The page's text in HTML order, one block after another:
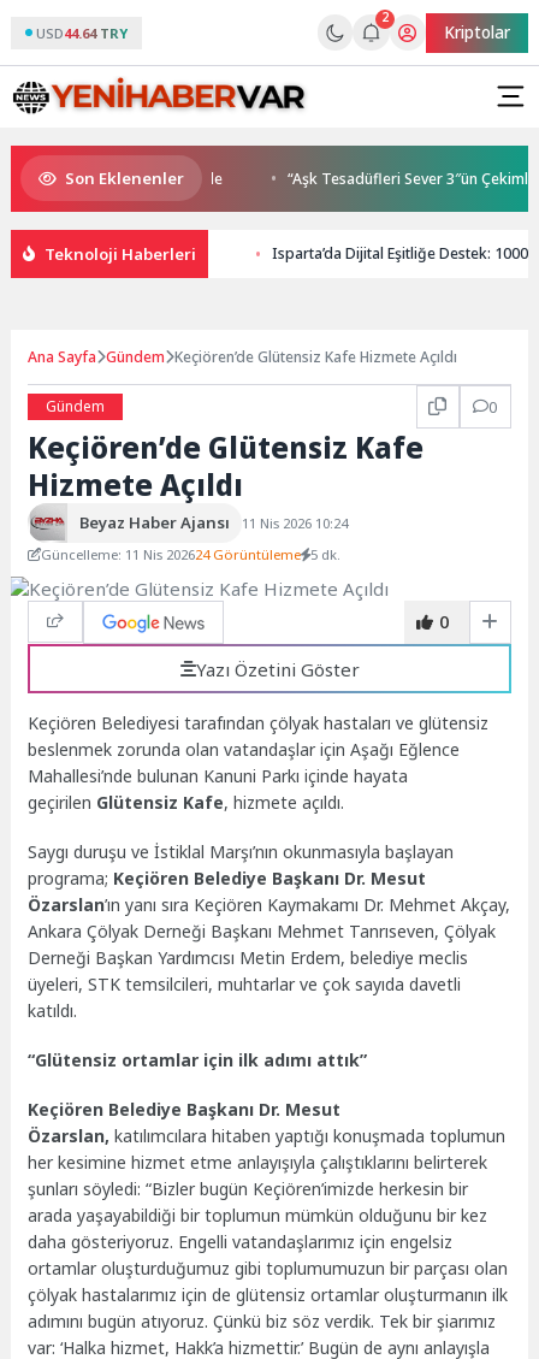
USD44.64 TRY
2
Kriptolar
Son Eklenenler
gençleri İzmir’de “Aşk Tesadüfleri Sever 3″ün Çekimleri
Teknoloji Haberleri Isparta’da Dijital Eşitliğe Destek: 1000
Ana Sayfa Gündem Keçiören’de Glütensiz Kafe Hizmete Açıldı
Gündem 0
Keçiören’de Glütensiz Kafe
Hizmete Açıldı
Beyaz Haber Ajansı
11 Nis 2026 10:24
Güncelleme: 11 Nis 202624 Görüntüleme 5 dk.
0
Yazı Özetini Göster
Keçiören Belediyesi tarafından çölyak hastaları ve glütensiz
beslenmek zorunda olan vatandaşlar için Aşağı Eğlence
Mahallesi’nde bulunan Kanuni Parkı içinde hayata
geçirilen Glütensiz Kafe, hizmete açıldı.
Saygı duruşu ve İstiklal Marşı’nın okunmasıyla başlayan
programa; Keçiören Belediye Başkanı Dr. Mesut
Özarslan’ın yanı sıra Keçiören Kaymakamı Dr. Mehmet Akçay,
Ankara Çölyak Derneği Başkanı Mehmet Tanrıseven, Çölyak
Derneği Başkan Yardımcısı Metin Erdem, belediye meclis
üyeleri, STK temsilcileri, muhtarlar ve çok sayıda davetli
katıldı.
“Glütensiz ortamlar için ilk adımı attık”
Keçiören Belediye Başkanı Dr. Mesut
Özarslan, katılımcılara hitaben yaptığı konuşmada toplumun
her kesimine hizmet etme anlayışıyla çalıştıklarını belirterek
şunları söyledi: “Bizler bugün Keçiören’imizde herkesin bir
arada yaşayabildiği bir toplumun mümkün olduğunu bir kez
daha gösteriyoruz. Engelli vatandaşlarımız için engelsiz
ortamlar oluşturduğumuz gibi toplumumuzun bir parçası olan
çölyak hastalarımız için de glütensiz ortamlar oluşturmanın ilk
adımını bugün atıyoruz. Çünkü biz söz verdik. Tek bir şiarımız
var: ‘Halka hizmet, Hakk’a hizmettir.’ Bugün de aynı anlayışla